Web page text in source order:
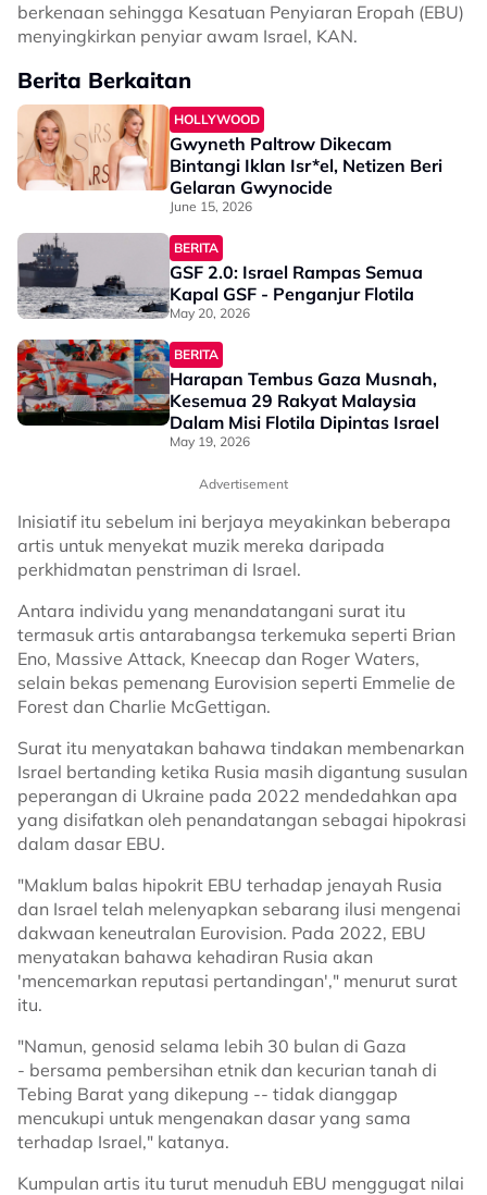
berkenaan sehingga Kesatuan Penyiaran Eropah (EBU)
menyingkirkan penyiar awam Israel, KAN.
Berita Berkaitan
HOLLYWOOD
Gwyneth Paltrow Dikecam
Bintangi Iklan Isr*el, Netizen Beri
Gelaran Gwynocide
June 15, 2026
BERITA
GSF 2.0: Israel Rampas Semua
Kapal GSF - Penganjur Flotila
May 20, 2026
BERITA
Harapan Tembus Gaza Musnah,
Kesemua 29 Rakyat Malaysia
Dalam Misi Flotila Dipintas Israel
May 19, 2026
Advertisement
Inisiatif itu sebelum ini berjaya meyakinkan beberapa
artis untuk menyekat muzik mereka daripada
perkhidmatan penstriman di Israel.
Antara individu yang menandatangani surat itu
termasuk artis antarabangsa terkemuka seperti Brian
Eno, Massive Attack, Kneecap dan Roger Waters,
selain bekas pemenang Eurovision seperti Emmelie de
Forest dan Charlie McGettigan.
Surat itu menyatakan bahawa tindakan membenarkan
Israel bertanding ketika Rusia masih digantung susulan
peperangan di Ukraine pada 2022 mendedahkan apa
yang disifatkan oleh penandatangan sebagai hipokrasi
dalam dasar EBU.
"Maklum balas hipokrit EBU terhadap jenayah Rusia
dan Israel telah melenyapkan sebarang ilusi mengenai
dakwaan keneutralan Eurovision. Pada 2022, EBU
menyatakan bahawa kehadiran Rusia akan
'mencemarkan reputasi pertandingan'," menurut surat
itu.
"Namun, genosid selama lebih 30 bulan di Gaza
- bersama pembersihan etnik dan kecurian tanah di
Tebing Barat yang dikepung -- tidak dianggap
mencukupi untuk mengenakan dasar yang sama
terhadap Israel," katanya.
Kumpulan artis itu turut menuduh EBU menggugat nilai